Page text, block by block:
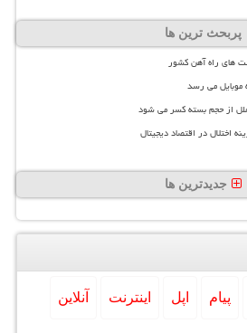
پربحث ترین ها
های راه آهن کشور
موبایل می رسد
از حجم بسته کسر می شود
اختلال در اقتصاد دیجیتال
جدیدترین ها
پیام اپل اینترنت آنلاین